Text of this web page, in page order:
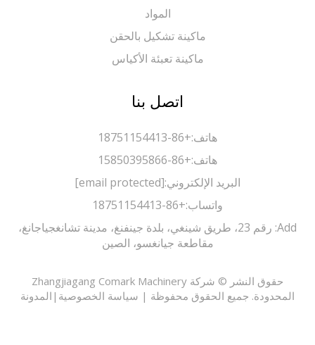
ماكينة تشكيل بالحقن
ماكينة تعبئة الأكياس
اتصل بنا
+86-18751154413
+86-15850395866
البريد الإلكتروني:[email protected]
واتساب:+86-18751154413
Add: رقم 23، طريق شينغي، بلدة جينفنغ، مدينة تشانغجياجانغ،
مقاطعة جيانغسو، الصين
حقوق النشر © شركة Zhangjiagang Comark Machinery
جميع الحقوق محفوظة |سياسة الخصوصية|المدونة